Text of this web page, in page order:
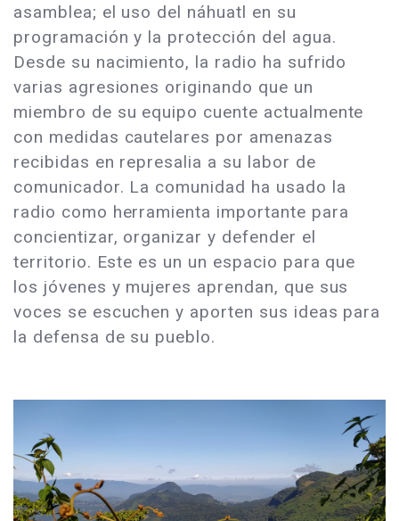
asamblea; el uso del náhuatl en su
programación y la protección del agua.
Desde su nacimiento, la radio ha sufrido
varias agresiones originando que un
miembro de su equipo cuente actualmente
con medidas cautelares por amenazas
recibidas en represalia a su labor de
comunicador. La comunidad ha usado la
radio como herramienta importante para
concientizar, organizar y defender el
territorio. Este es un un espacio para que
los jóvenes y mujeres aprendan, que sus
voces se escuchen y aporten sus ideas para
la defensa de su pueblo.